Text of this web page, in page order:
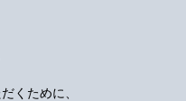
くために、